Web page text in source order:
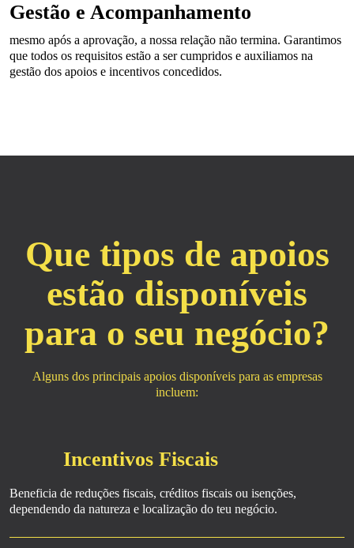
Gestão e Acompanhamento
mesmo após a aprovação, a nossa relação não termina. Garantimos
que todos os requisitos estão a ser cumpridos e auxiliamos na
gestão dos apoios e incentivos concedidos.
Que tipos de apoios
estão disponíveis
para o seu negócio?
Alguns dos principais apoios disponíveis para as empresas
incluem:
Incentivos Fiscais
Beneficia de reduções fiscais, créditos fiscais ou isenções,
dependendo da natureza e localização do teu negócio.